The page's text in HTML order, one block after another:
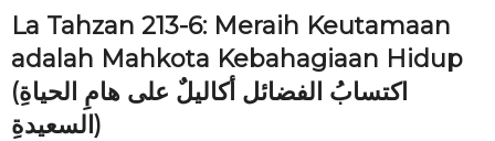
La Tahzan 213-6: Meraih Keutamaan
adalah Mahkota Kebahagiaan Hidup
(اكتسابُ الفضائل أكاليلٌ على هامِ الحياةِ
السعيدةِ)